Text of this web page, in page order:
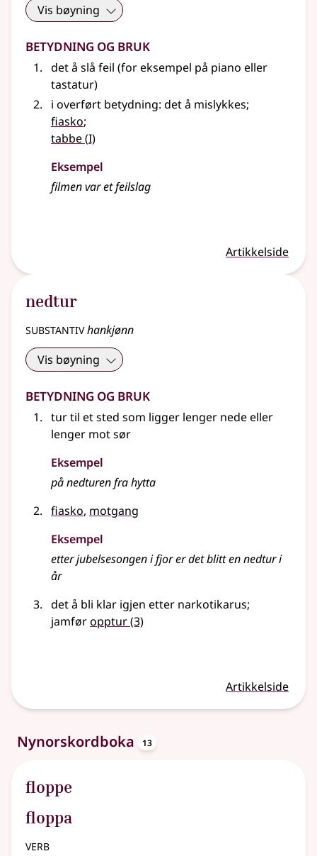
Vis bøyning
Betydning og bruk
det å slå feil (for eksempel på piano eller
tastatur)
i overført betydning: det å mislykkes;
fiasko;
tabbe(1
I)
Eksempel
filmen var et feilslag
Artikkelside
nedtur
substantivhankjønn
Vis bøyning
Betydning og bruk
tur til et sted som ligger lenger nede eller
lenger mot sør
Eksempel
på nedturen fra hytta
fiasko, motgang
Eksempel
etter jubelsesongen i fjor er det blitt ennedturi
år
det å bli klar igjen etter narkotikarus;
jamføropptur(3)
Artikkelside
Nynorskordboka 13
floppe
floppa
verb